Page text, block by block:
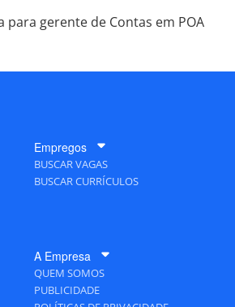
para gerente de Contas em POA
Empregos
BUSCAR VAGAS
BUSCAR CURRÍCULOS
A Empresa
QUEM SOMOS
PUBLICIDADE